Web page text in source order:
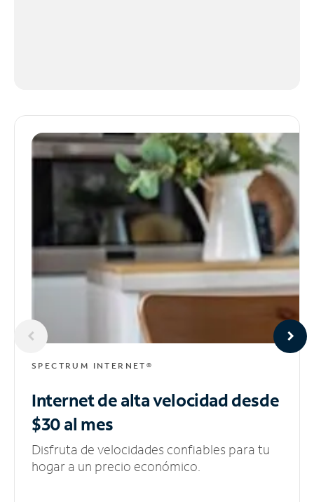
SPECTRUM INTERNET®
Internet de alta velocidaddesde
$30 al mes
Disfruta de velocidades confiables para tu
hogar a un precio económico.